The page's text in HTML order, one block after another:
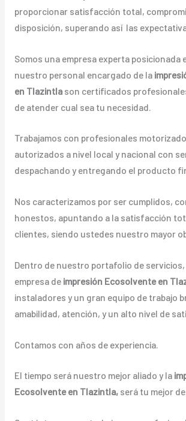
proporcionar satisfacción total,
disposición, superando así las
Somos una empresa experta posicionada
nuestro personal encargado de la
en Tlazintlason certificados
de atender cual sea tu necesidad.
Trabajamos con profesionales
autorizados a nivel local y nacional con
despachando y entregando el producto
Nos caracterizamos por ser cumplidos,
honestos, apuntando a la satisfacción
clientes, siendo ustedes nuestro mayor
Dentro de nuestro portafolio de
empresa de impresión Ecosolventeen
instaladores y un gran equipo de trabajo
amabilidad, atención, y un alto nivel de
Contamos con años de experiencia.
El tiempo será nuestro mejor aliado y la
Ecosolventeen Tlazintla, será tu mejor